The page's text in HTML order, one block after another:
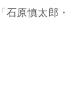
石原慎太郎・